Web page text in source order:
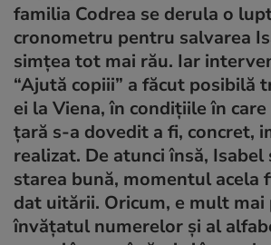
familia Codrea se derula o
cronometru pentru salvarea
simţea tot mai rău. Iar
“Ajută copiii” a făcut posibilă
ei la Viena, în condiţiile în
ţară s-a dovedit a fi, concret,
realizat. De atunci însă,
starea bună, momentul acela
dat uitării. Oricum, e mult mai
învăţatul numerelor şi al